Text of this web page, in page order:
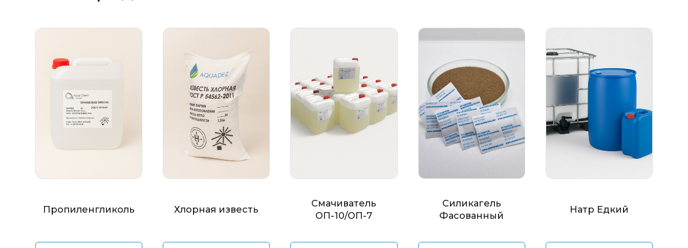
Пропиленгликоль Хлорная известь
Смачиватель
ОП-10/ОП-7
Силикагель
Фасованный
Натр Едкий